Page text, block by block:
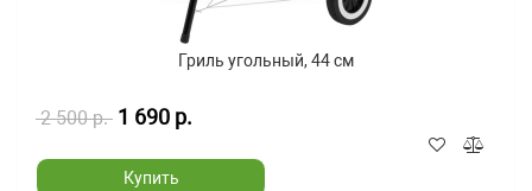
Гриль угольный, 44 см
2 500 р. 1 690 р.
Купить